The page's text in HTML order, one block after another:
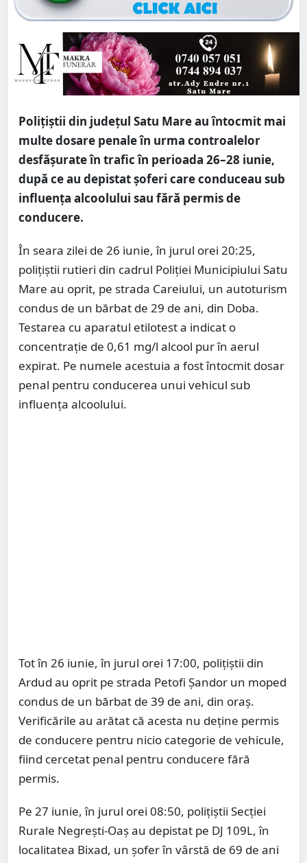
Polițiștii din județul Satu Mare au întocmit mai
multe dosare penale în urma controalelor
desfășurate în trafic în perioada 26–28 iunie,
după ce au depistat șoferi care conduceau sub
influența alcoolului sau fără permis de
conducere.
În seara zilei de 26 iunie, în jurul orei 20:25,
polițiștii rutieri din cadrul Poliției Municipiului Satu
Mare au oprit, pe strada Careiului, un autoturism
condus de un bărbat de 29 de ani, din Doba.
Testarea cu aparatul etilotest a indicat o
concentrație de 0,61 mg/l alcool pur în aerul
expirat. Pe numele acestuia a fost întocmit dosar
penal pentru conducerea unui vehicul sub
influența alcoolului.
Tot în 26 iunie, în jurul orei 17:00, polițiștii din
Ardud au oprit pe strada Petofi Șandor un moped
condus de un bărbat de 39 de ani, din oraș.
Verificările au arătat că acesta nu deține permis
de conducere pentru nicio categorie de vehicule,
fiind cercetat penal pentru conducere fără
permis.
Pe 27 iunie, în jurul orei 08:50, polițiștii Secției
Rurale Negrești-Oaș au depistat pe DJ 109L, în
localitatea Bixad, un șofer în vârstă de 69 de ani